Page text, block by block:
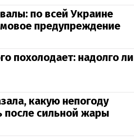
по всей Украине
предупреждение
похолодает: надолго ли
какую непогоду
после сильной жары